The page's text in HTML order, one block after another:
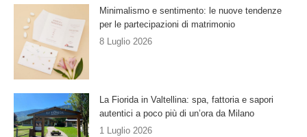
Minimalismo e sentimento: le nuove tendenze
per le partecipazioni di matrimonio
8 Luglio 2026
La Fiorida in Valtellina: spa, fattoria e sapori
autentici a poco più di un’ora da Milano
1 Luglio 2026